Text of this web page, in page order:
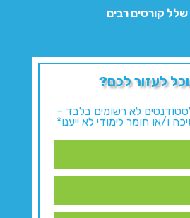
שלל קורסים רבים
לעזור לכם?
לא רשומים בלבד –
ו/או חומר לימודי לא ייענו*